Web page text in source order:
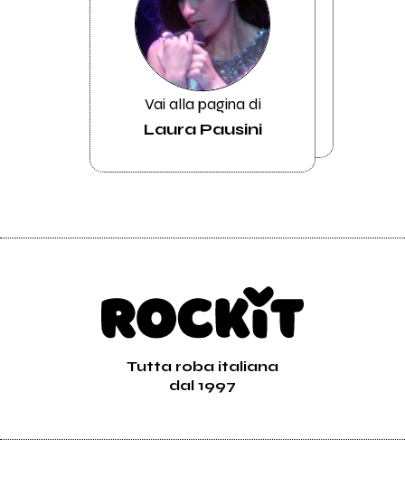
Vai alla pagina di
Laura Pausini
Tutta roba italiana
dal 1997